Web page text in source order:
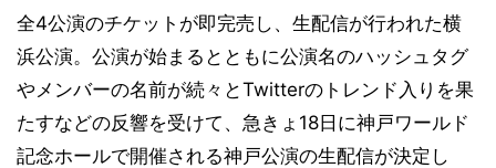
全4公演のチケットが即完売し、生配信が行われた横
浜公演。公演が始まるとともに公演名のハッシュタグ
やメンバーの名前が続々とTwitterのトレンド入りを果
たすなどの反響を受けて、急きょ18日に神戸ワールド
記念ホールで開催される神戸公演の生配信が決定し